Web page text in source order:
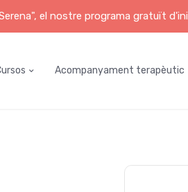
el nostre programa gratuït
Acompanyament terapèutic